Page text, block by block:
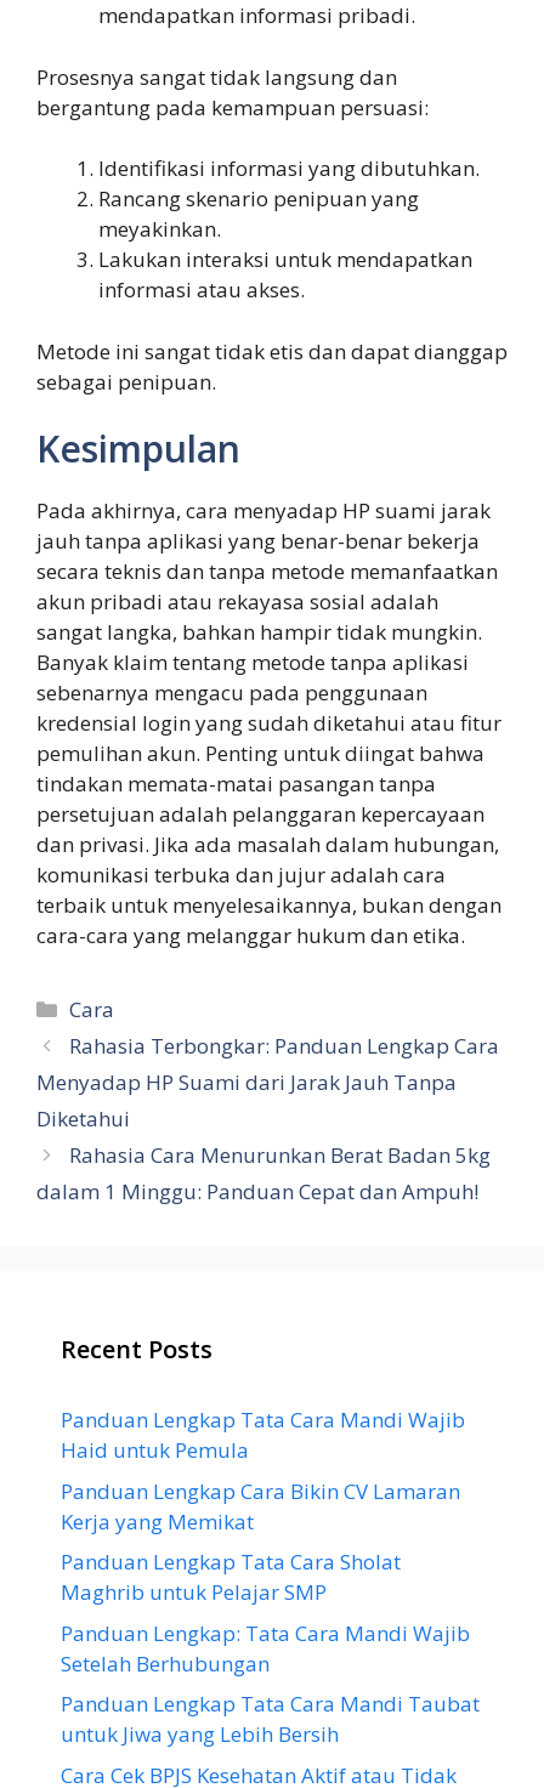
mendapatkan informasi pribadi.
Prosesnya sangat tidak langsung dan
bergantung pada kemampuan persuasi:
Identifikasi informasi yang dibutuhkan.
Rancang skenario penipuan yang
meyakinkan.
Lakukan interaksi untuk mendapatkan
informasi atau akses.
Metode ini sangat tidak etis dan dapat dianggap
sebagai penipuan.
Kesimpulan
Pada akhirnya, cara menyadap HP suami jarak
jauh tanpa aplikasi yang benar-benar bekerja
secara teknis dan tanpa metode memanfaatkan
akun pribadi atau rekayasa sosial adalah
sangat langka, bahkan hampir tidak mungkin.
Banyak klaim tentang metode tanpa aplikasi
sebenarnya mengacu pada penggunaan
kredensial login yang sudah diketahui atau fitur
pemulihan akun. Penting untuk diingat bahwa
tindakan memata-matai pasangan tanpa
persetujuan adalah pelanggaran kepercayaan
dan privasi. Jika ada masalah dalam hubungan,
komunikasi terbuka dan jujur adalah cara
terbaik untuk menyelesaikannya, bukan dengan
cara-cara yang melanggar hukum dan etika.
Categories
Cara
Rahasia Terbongkar: Panduan Lengkap Cara
Menyadap HP Suami dari Jarak Jauh Tanpa
Diketahui
Rahasia Cara Menurunkan Berat Badan 5kg
dalam 1 Minggu: Panduan Cepat dan Ampuh!
Recent Posts
Panduan Lengkap Tata Cara Mandi Wajib
Haid untuk Pemula
Panduan Lengkap Cara Bikin CV Lamaran
Kerja yang Memikat
Panduan Lengkap Tata Cara Sholat
Maghrib untuk Pelajar SMP
Panduan Lengkap: Tata Cara Mandi Wajib
Setelah Berhubungan
Panduan Lengkap Tata Cara Mandi Taubat
untuk Jiwa yang Lebih Bersih
Cara Cek BPJS Kesehatan Aktif atau Tidak